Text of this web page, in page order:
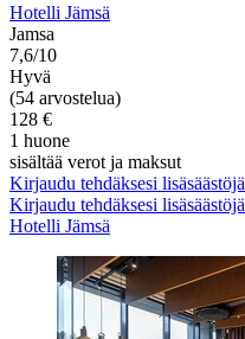
Hotelli Jämsä
Jamsa
7,6/10
Hyvä
(54 arvostelua)
128 €
1 huone
sisältää verot ja maksut
Kirjaudu tehdäksesi lisäsäästöjä
Kirjaudu tehdäksesi lisäsäästöjä
Hotelli Jämsä